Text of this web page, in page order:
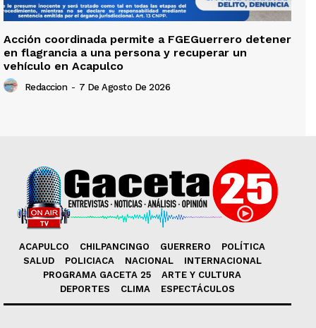
Acción coordinada permite a FGEGuerrero detener
en flagrancia a una persona y recuperar un
vehículo en Acapulco
Redaccion - 7 De Agosto De 2026
ACAPULCO CHILPANCINGO GUERRERO
POLÍTICA
SALUD
POLICIACA NACIONAL
INTERNACIONAL
PROGRAMA GACETA 25
ARTE Y CULTURA
DEPORTES
CLIMA ESPECTÁCULOS